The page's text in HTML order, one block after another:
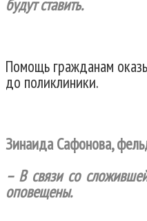
будут ставить.
Помощь гражданам
до поликлиники.
Зинаида Сафонова,
– В связи со
оповещены.